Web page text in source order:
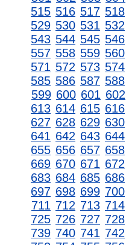
515 516 517 518
529 530 531 532
543 544 545 546
557 558 559 560
571 572 573 574
585 586 587 588
599 600 601 602
613 614 615 616
627 628 629 630
641 642 643 644
655 656 657 658
669 670 671 672
683 684 685 686
697 698 699 700
711 712 713 714
725 726 727 728
739 740 741 742